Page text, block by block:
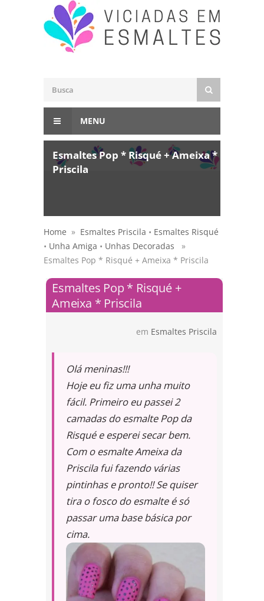
MENU
Esmaltes Pop * Risqué + Ameixa *
Priscila
Home » Esmaltes Priscila • Esmaltes Risqué
• Unha Amiga • Unhas Decoradas »
Esmaltes Pop * Risqué + Ameixa * Priscila
Esmaltes Pop * Risqué +
Ameixa * Priscila
em Esmaltes Priscila
Olá meninas!!!
Hoje eu fiz uma unha muito
fácil. Primeiro eu passei 2
camadas do esmalte Pop da
Risqué e esperei secar bem.
Com o esmalte Ameixa da
Priscila fui fazendo várias
pintinhas e pronto!! Se quiser
tira o fosco do esmalte é só
passar uma base básica por
cima.